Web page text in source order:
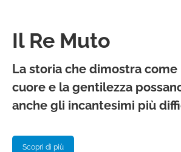
Il Re Muto
La storia che dimostra come
cuore e la gentilezza
anche gli incantesimi più
Scopri di più